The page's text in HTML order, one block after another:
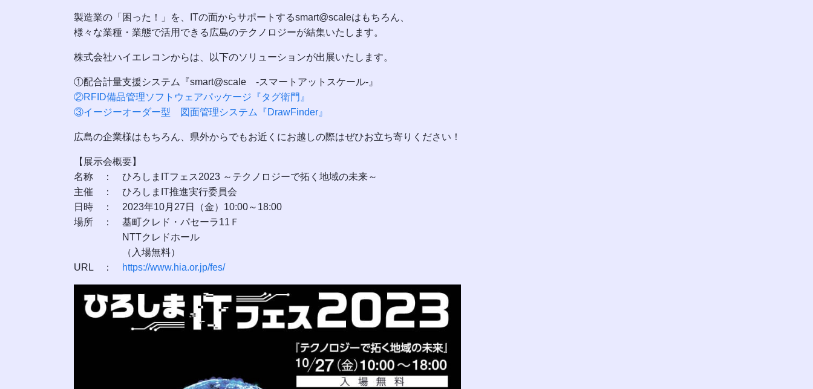
製造業の「困った！」を、ITの面からサポートするsmart@scaleはもちろん、
様々な業種・業態で活用できる広島のテクノロジーが結集いたします。
株式会社ハイエレコンからは、以下のソリューションが出展いたします。
①配合計量支援システム『smart@scale -スマートアットスケール-』
②RFID備品管理ソフトウェアパッケージ『タグ衛門』
③イージーオーダー型 図面管理システム『DrawFinder』
広島の企業様はもちろん、県外からでもお近くにお越しの際はぜひお立ち寄りください！
【展示会概要】
名称 ： ひろしまITフェス2023 ～テクノロジーで拓く地域の未来～
主催 ： ひろしまIT推進実行委員会
日時 ： 2023年10月27日（金）10:00～18:00
場所 ： 基町クレド・パセーラ11Ｆ
NTTクレドホール
（入場無料）
URL ：
https://www.hia.or.jp/fes/